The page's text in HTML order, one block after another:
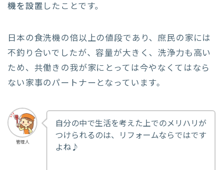
機を設置 したことです。
日本の食洗機の倍以上の値段であり、庶民の家には
不釣り合いでしたが、容量が大きく、洗浄力も高い
ため、共働きの我が家にとっては今やなくてはなら
ない家事のパートナーとなっています。
管理人
自分の中で生活を考えた上でのメリハリが
つけられるのは、リフォームならではです
よね♪